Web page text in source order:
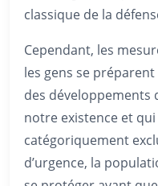
classique de la
Cependant, les
les gens se
des
notre existence et
catégoriquement
d’urgence, la